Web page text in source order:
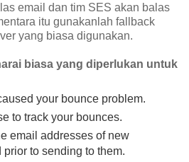
email dan tim SES akan balas
itu gunakanlah fallback
yang biasa digunakan.
biasa yang diperlukan untuk
your bounce problem.
to track your bounces.
email addresses of new
to sending to them.